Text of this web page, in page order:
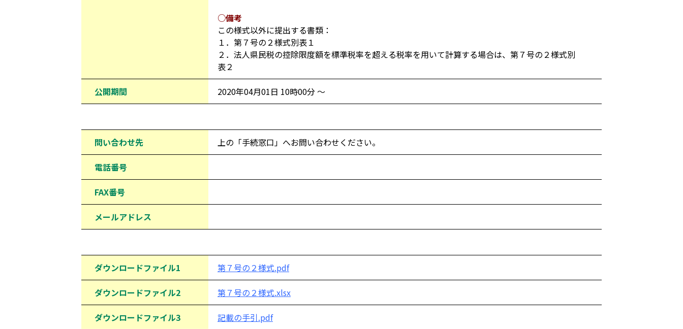
○備考
この様式以外に提出する書類：
１．第７号の２様式別表１
２．法人県民税の控除限度額を標準税率を超える税率を用いて計算する場合は、第７号の２様式別
表２
公開期間 2020年04月01日 10時00分 ～
問い合わせ先 上の「手続窓口」へお問い合わせください。
電話番号
FAX番号
メールアドレス
ダウンロードファイル1 第７号の２様式.pdf
ダウンロードファイル2 第７号の２様式.xlsx
ダウンロードファイル3 記載の手引.pdf